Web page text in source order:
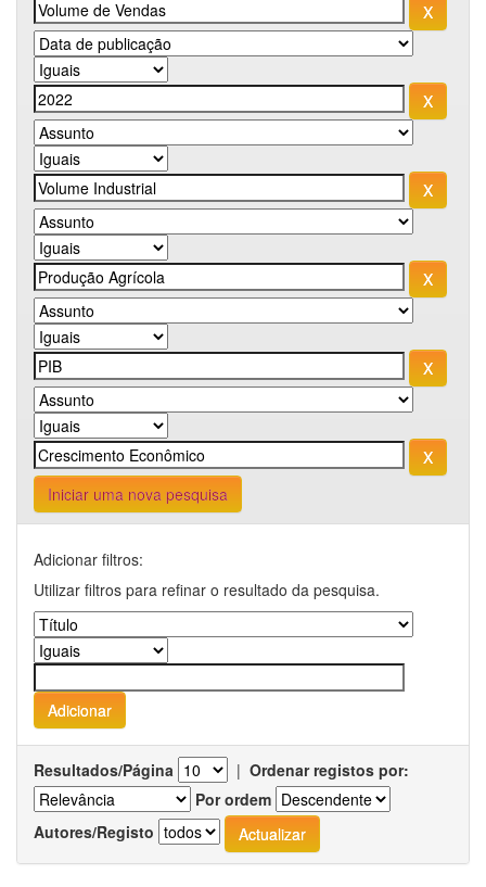
Iniciar uma nova pesquisa
Adicionar filtros:
Utilizar filtros para refinar o resultado da pesquisa.
Resultados/Página | Ordenar registos por:
Por ordem
Autores/Registo